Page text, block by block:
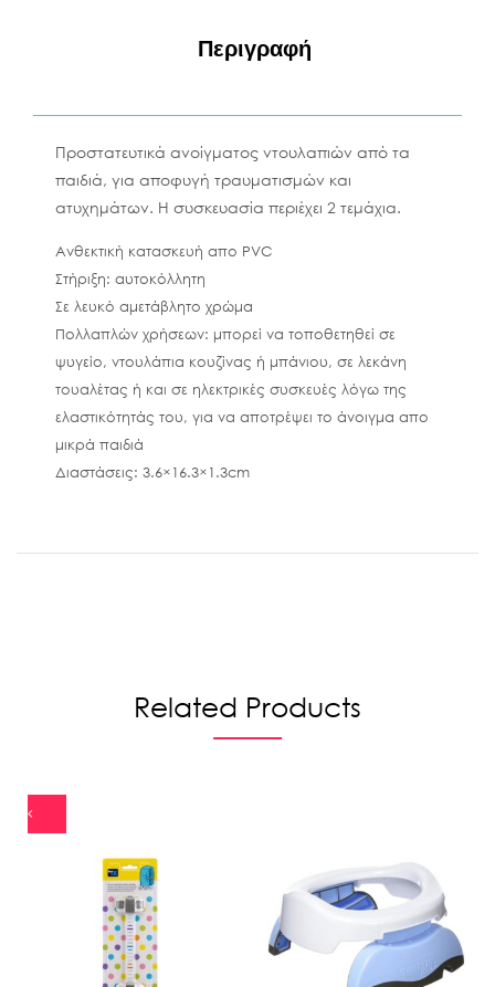
Περιγραφή
Προστατευτικά ανοίγματος ντουλαπιών από τα
παιδιά, για αποφυγή τραυματισμών και
ατυχημάτων. Η συσκευασία περιέχει 2 τεμάχια.
Ανθεκτική κατασκευή απο PVC
Στήριξη: αυτοκόλλητη
Σε λευκό αμετάβλητο χρώμα
Πολλαπλών χρήσεων: μπορεί να τοποθετηθεί σε
ψυγείο, ντουλάπια κουζίνας ή μπάνιου, σε λεκάνη
τουαλέτας ή και σε ηλεκτρικές συσκευές λόγω της
ελαστικότητάς του, για να αποτρέψει το άνοιγμα απο
μικρά παιδιά
Διαστάσεις: 3.6×16.3×1.3cm
Related Products